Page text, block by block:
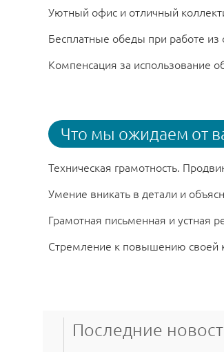
Уютный офис и отличный
Бесплатные обеды при работе из
Компенсация за использование
Что мы ожидаем от
Техническая грамотность.
Умение вникать в детали и
Грамотная письменная и устная
Стремление к повышению своей
Последние